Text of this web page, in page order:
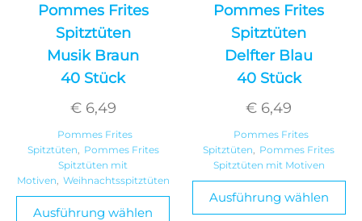
Pommes Frites
Spitztüten
Musik Braun
40 Stück
€6,49
Pommes Frites
Spitztüten
Pommes Frites
Spitztüten mit
Motiven Weihnachtsspitztüten
Ausführung wählen
Pommes Frites
Spitztüten
Delfter Blau
40 Stück
€ 6,49
Pommes Frites
Spitztüten
Pommes Frites
Spitztüten mit Motiven
Ausführung wählen